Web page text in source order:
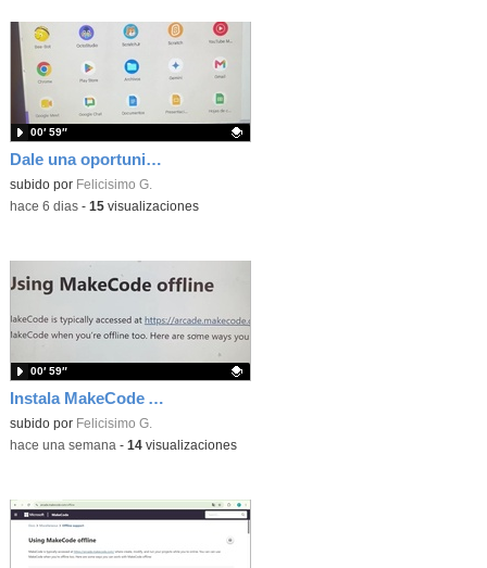
Dale una oportunidad a los Chromebooks y utiliza un proyector para realizar talleres si no tienes pantallas táctiles
Contenido educativo.
subido por Felicisimo G.
00′ 59″
-hace 6 dias- 15visualizaciones
Instala MakeCode Arcade para trabajar offline en tu tablet, ordenador, Chromebook
Contenido educativo.
subido por Felicisimo G.
00′ 59″
-hace una semana - 14visualizaciones